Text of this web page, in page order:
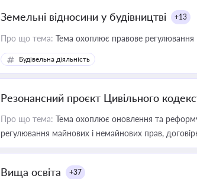
Земельні відносини у будівництві +13
Про що тема: Тема охоплює правове регулювання
Будівельна діяльність
Резонансний проєкт Цивільного
Про що тема: Тема охоплює оновлення та
регулювання майнових і немайнових прав,
Вища освіта +37